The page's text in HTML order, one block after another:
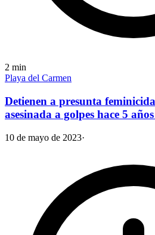
2 min
Playa del Carmen
Detienen a presunta
asesinada a golpes hace 5
10 de mayo de 2023·